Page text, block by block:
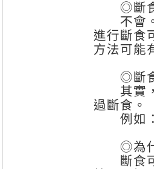
◎斷食
不會。
進行斷食
方法可能
◎斷食
其實，
過斷食。
例如：
◎為什
斷食可